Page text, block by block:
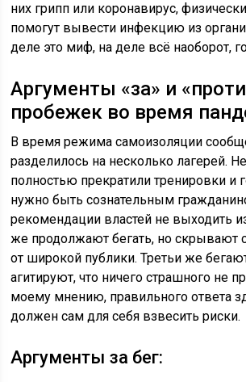
них грипп или коронавирус,
помогут вывести инфекцию из
деле это миф, на деле всё наоборот,
Аргументы «за» и
пробежек во время
В время режима самоизоляции
разделилось на несколько лагерей.
полностью прекратили тренировки и
нужно быть сознательным
рекомендации властей не выходить
же продолжают бегать, но скрывают
от широкой публики. Третьи же
агитируют, что ничего страшного не
моему мнению, правильного ответа
должен сам для себя взвесить риски.
Аргументы за бег: